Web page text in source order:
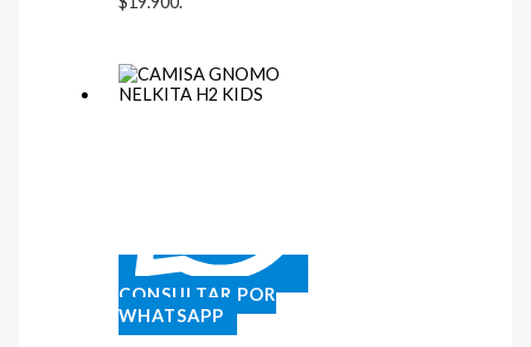
CONSULTAR POR
WHATSAPP